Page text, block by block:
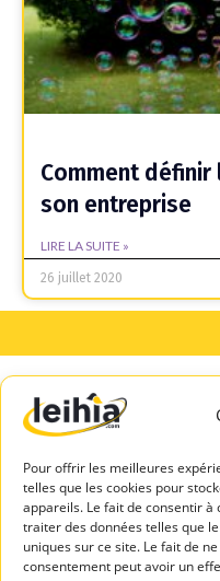
Pour offrir les meilleures
telles que les cookies pour
appareils. Le fait de consentir
traiter des données telles que
uniques sur ce site. Le fait de
consentement peut avoir un
Comment définir
son entreprise
LIRE LA SUITE »
26 juillet 2020